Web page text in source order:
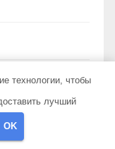
технологии, чтобы
лучший
OK